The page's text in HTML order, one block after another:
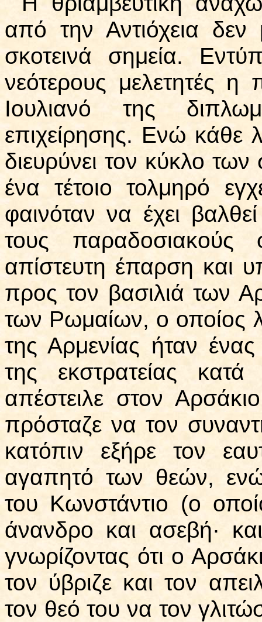
από την Αντιόχεια
σκοτεινά σημεία.
νεότερους μελετητές
Ιουλιανό της
επιχείρησης. Ενώ κάθε
διευρύνει τον κύκλο
ένα τέτοιο τολμηρό
φαινόταν να έχει
τους παραδοσιακούς
απίστευτη έπαρση και
προς τον βασιλιά των
των Ρωμαίων, ο οποίος
της Αρμενίας ήταν
της εκστρατείας
απέστειλε στον
πρόσταζε να τον
κατόπιν εξήρε τον
αγαπητό των θεών, ενώ
του Κωνστάντιο (ο
άνανδρο και ασεβή·
γνωρίζοντας ότι ο
τον ύβριζε και τον
τον θεό του να τον